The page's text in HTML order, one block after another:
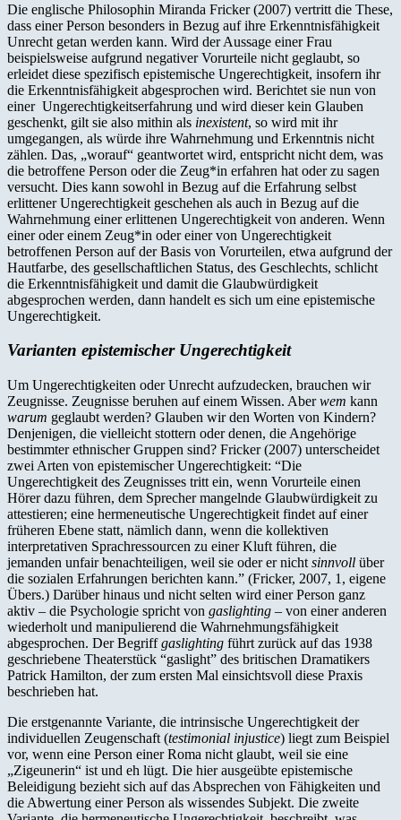
Die englische Philosophin Miranda Fricker (2007) vertritt die These,
dass einer Person besonders in Bezug auf ihre Erkenntnisfähigkeit
Unrecht getan werden kann. Wird der Aussage einer Frau
beispielsweise aufgrund negativer Vorurteile nicht geglaubt, so
erleidet diese spezifisch epistemische Ungerechtigkeit, insofern ihr
die Erkenntnisfähigkeit abgesprochen wird. Berichtet sie nun von
einer Ungerechtigkeitserfahrung und wird dieser kein Glauben
geschenkt, gilt sie also mithin als inexistent, so wird mit ihr
umgegangen, als würde ihre Wahrnehmung und Erkenntnis nicht
zählen. Das, „worauf“ geantwortet wird, entspricht nicht dem, was
die betroffene Person oder die Zeug*in erfahren hat oder zu sagen
versucht. Dies kann sowohl in Bezug auf die Erfahrung selbst
erlittener Ungerechtigkeit geschehen als auch in Bezug auf die
Wahrnehmung einer erlittenen Ungerechtigkeit von anderen. Wenn
einer oder einem Zeug*in oder einer von Ungerechtigkeit
betroffenen Person auf der Basis von Vorurteilen, etwa aufgrund der
Hautfarbe, des gesellschaftlichen Status, des Geschlechts, schlicht
die Erkenntnisfähigkeit und damit die Glaubwürdigkeit
abgesprochen werden, dann handelt es sich um eine epistemische
Ungerechtigkeit.
Varianten epistemischer Ungerechtigkeit
Um Ungerechtigkeiten oder Unrecht aufzudecken, brauchen wir
Zeugnisse. Zeugnisse beruhen auf einem Wissen. Aberwem kann
warum geglaubt werden? Glauben wir den Worten von Kindern?
Denjenigen, die vielleicht stottern oder denen, die Angehörige
bestimmter ethnischer Gruppen sind? Fricker (2007) unterscheidet
zwei Arten von epistemischer Ungerechtigkeit: “Die
Ungerechtigkeit des Zeugnisses tritt ein, wenn Vorurteile einen
Hörer dazu führen, dem Sprecher mangelnde Glaubwürdigkeit zu
attestieren; eine hermeneutische Ungerechtigkeit findet auf einer
früheren Ebene statt, nämlich dann, wenn die kollektiven
interpretativen Sprachressourcen zu einer Kluft führen, die
jemanden unfair benachteiligen, weil sie oder er nicht sinnvoll über
die sozialen Erfahrungen berichten kann.” (Fricker, 2007, 1, eigene
Übers.) Darüber hinaus und nicht selten wird einer Person ganz
aktiv – die Psychologie spricht von gaslighting – von einer anderen
wiederholt und manipulierend die Wahrnehmungsfähigkeit
abgesprochen. Der Begriffgaslighting führt zurück auf das 1938
geschriebene Theaterstück “gaslight” des britischen Dramatikers
Patrick Hamilton, der zum ersten Mal einsichtsvoll diese Praxis
beschrieben hat.
Die erstgenannte Variante, die intrinsische Ungerechtigkeit der
individuellen Zeugenschaft (testimonial injustice) liegt zum Beispiel
vor, wenn eine Person einer Roma nicht glaubt, weil sie eine
„Zigeunerin“ ist und eh lügt. Die hier ausgeübte epistemische
Beleidigung bezieht sich auf das Absprechen von Fähigkeiten und
die Abwertung einer Person als wissendes Subjekt. Die zweite